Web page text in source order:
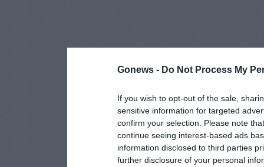
Gonews - Do Not Process My
If you wish to opt-out of the sale,
sensitive information for targeted
confirm your selection. Please note
continue seeing interest-based ads
information disclosed to third parties
further disclosure of your personal